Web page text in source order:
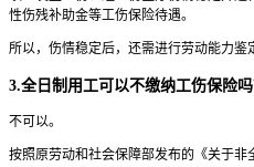
性伤残补助金等工伤保险待遇。
所以，伤情稳定后，还需进行劳动能力鉴
3.全日制用工可以不缴纳工伤保险吗
不可以。
按照原劳动和社会保障部发布的《关于